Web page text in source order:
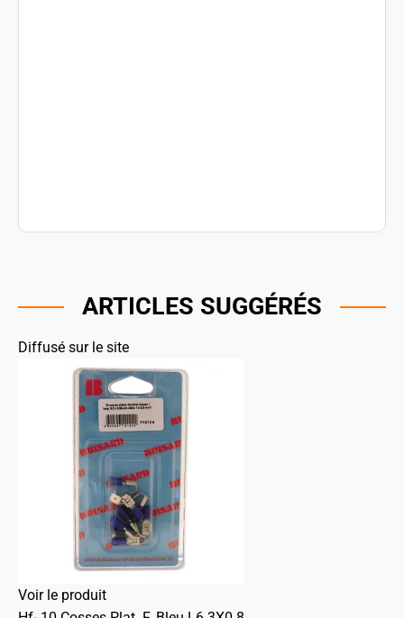
ARTICLES SUGGÉRÉS
Diffusé sur le site
Voir le produit